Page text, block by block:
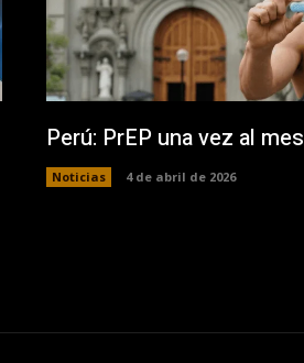
Perú: PrEP una vez al mes
Noticias 4 de abril de 2026